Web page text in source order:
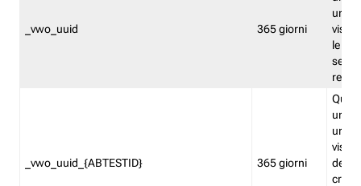
_vwo_uuid 365 giorni
le
_vwo_uuid_{ABTESTID} 365 giorni
un
del